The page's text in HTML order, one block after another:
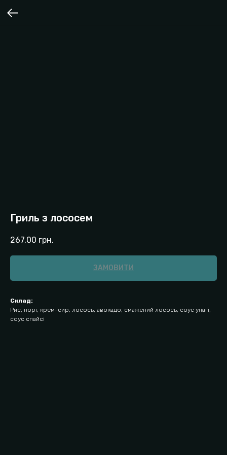
Гриль з лососем
267,00 грн.
ЗАМОВИТИ
Склад:
Рис, норі, крем-сир, лосось, авокадо, смажений лосось, соус унагі,
соус спайсі